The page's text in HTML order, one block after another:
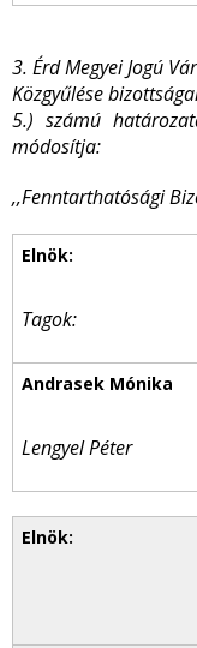
3. Érd Megyei Jogú
Közgyűlése
5.) számú
módosítja:
,,Fenntarthatósági
Tagok:
Lengyel Péter